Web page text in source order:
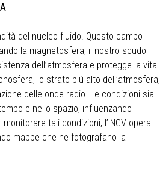
del nucleo fluido. Questo campo
la magnetosfera, il nostro scudo
dell’atmosfera e protegge la vita.
lo strato più alto dell’atmosfera,
delle onde radio. Le condizioni sia
e nello spazio, influenzando i
tali condizioni, l’INGV opera
mappe che ne fotografano la